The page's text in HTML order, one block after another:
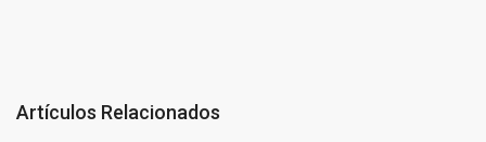
Artículos Relacionados